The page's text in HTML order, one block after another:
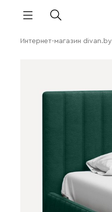
Интернет-магазин divan.by